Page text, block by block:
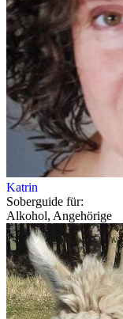
Katrin
Soberguide für:
Alkohol, Angehörige